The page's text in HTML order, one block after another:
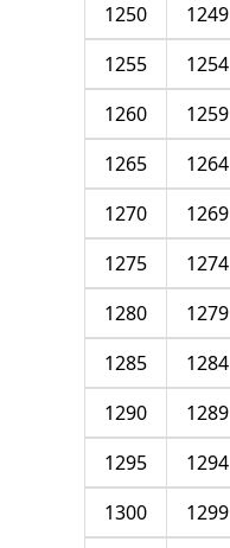
1249
1250
1254
1255
1259
1260
1264
1265
1269
1270
1274
1275
1279
1280
1284
1285
1289
1290
1294
1295
1299
1300